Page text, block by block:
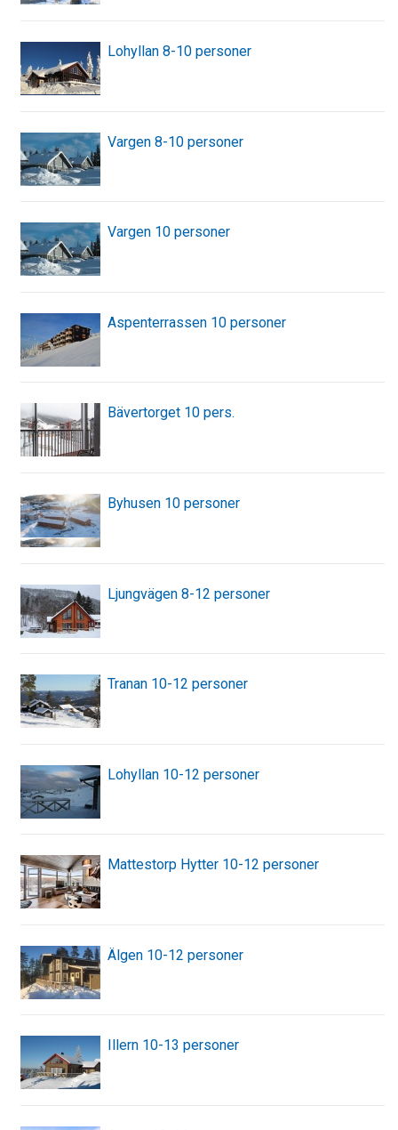
Lohyllan 8-10 personer
Vargen 8-10 personer
Vargen 10 personer
Aspenterrassen 10 personer
Bävertorget 10 pers.
Byhusen 10 personer
Ljungvägen 8-12 personer
Tranan 10-12 personer
Lohyllan 10-12 personer
Mattestorp Hytter 10-12 personer
Älgen 10-12 personer
Illern 10-13 personer